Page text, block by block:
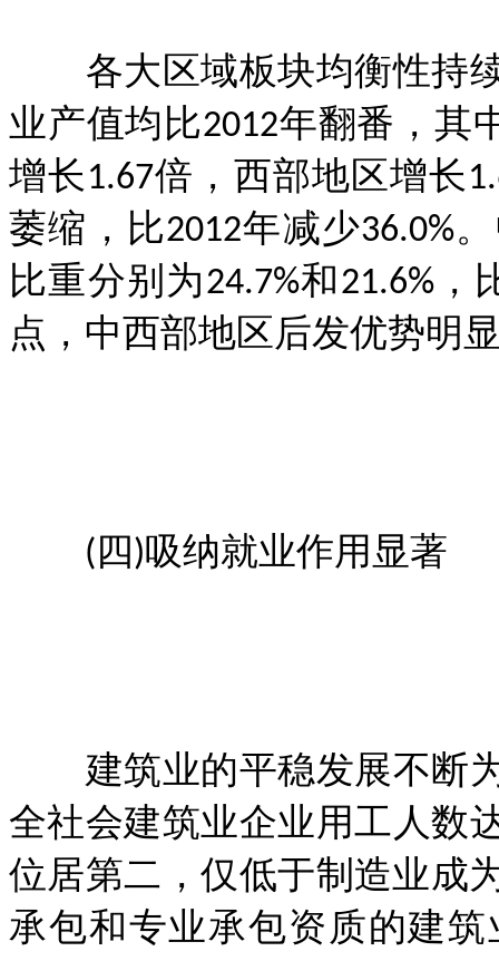
各大区域板块均衡性持续
业产值均比2012年翻番，其
增长1.67倍，西部地区增长
萎缩，比2012年减少36.0%
比重分别为24.7%和21.6%
点，中西部地区后发优势明
(四)吸纳就业作用显著
建筑业的平稳发展不断为
全社会建筑业企业用工人数
位居第二，仅低于制造业成
承包和专业承包资质的建